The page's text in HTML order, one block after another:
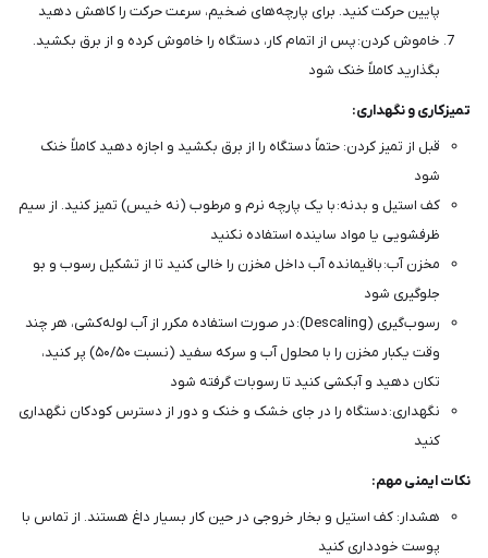
پایین حرکت کنید. برای پارچه‌های ضخیم، سرعت حرکت را کاهش دهید
خاموش کردن: پس از اتمام کار، دستگاه را خاموش کرده و از برق بکشید.
بگذارید کاملاً خنک شود
تمیزکاری و نگهداری:
قبل از تمیز کردن: حتماً دستگاه را از برق بکشید و اجازه دهید کاملاً خنک
شود
کف استیل و بدنه: با یک پارچه نرم و مرطوب (نه خیس) تمیز کنید. از سیم
ظرفشویی یا مواد ساینده استفاده نکنید
مخزن آب: باقیمانده آب داخل مخزن را خالی کنید تا از تشکیل رسوب و بو
جلوگیری شود
رسوب‌گیری (Descaling): در صورت استفاده مکرر از آب لوله‌کشی، هر چند
وقت یکبار مخزن را با محلول آب و سرکه سفید (نسبت ۵۰/۵۰) پر کنید،
تکان دهید و آبکشی کنید تا رسوبات گرفته شود
نگهداری: دستگاه را در جای خشک و خنک و دور از دسترس کودکان نگهداری
کنید
نکات ایمنی مهم:
هشدار: کف استیل و بخار خروجی در حین کار بسیار داغ هستند. از تماس با
پوست خودداری کنید